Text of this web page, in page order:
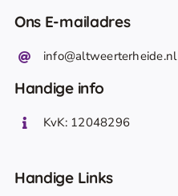
Ons E-mailadres
info@altweerterheide.nl
Handige info
KvK: 12048296
Handige Links